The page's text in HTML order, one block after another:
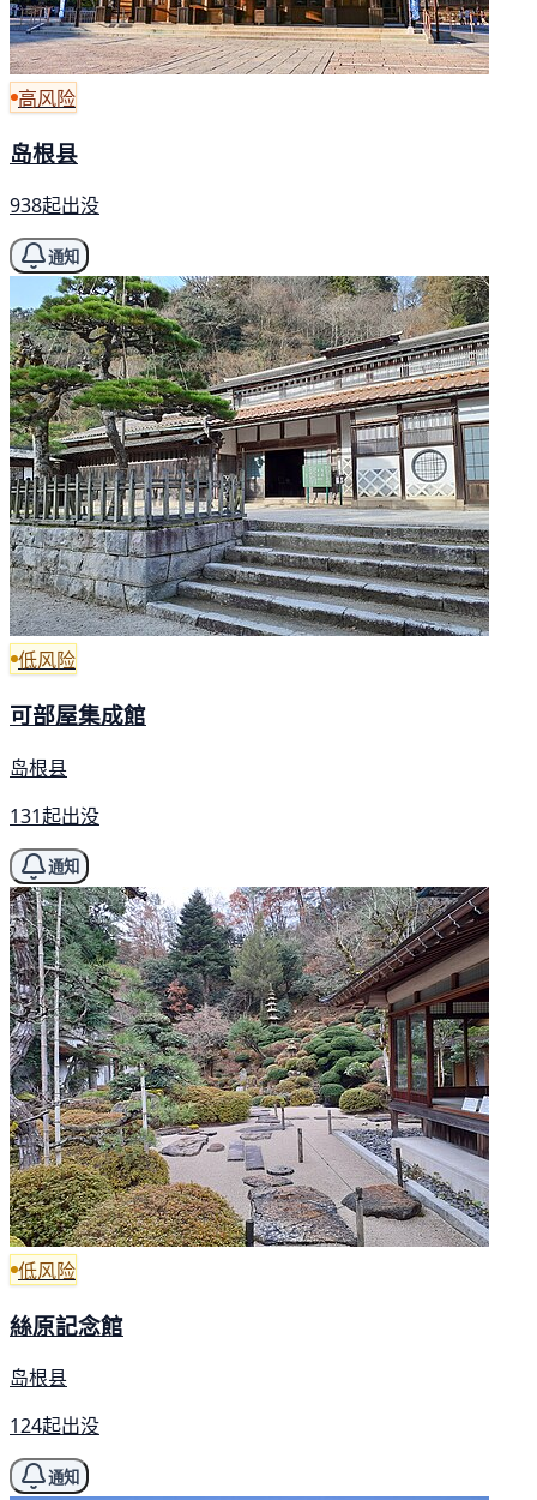
高风险
岛根县
938起出没
通知
低风险
可部屋集成館
岛根县
131起出没
通知
低风险
絲原記念館
岛根县
124起出没
通知